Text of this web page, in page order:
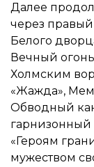
Далее
через
Белого
Вечный
Холмским
«Жажда»,
Обводный
гарнизонный
«Героям
мужеством